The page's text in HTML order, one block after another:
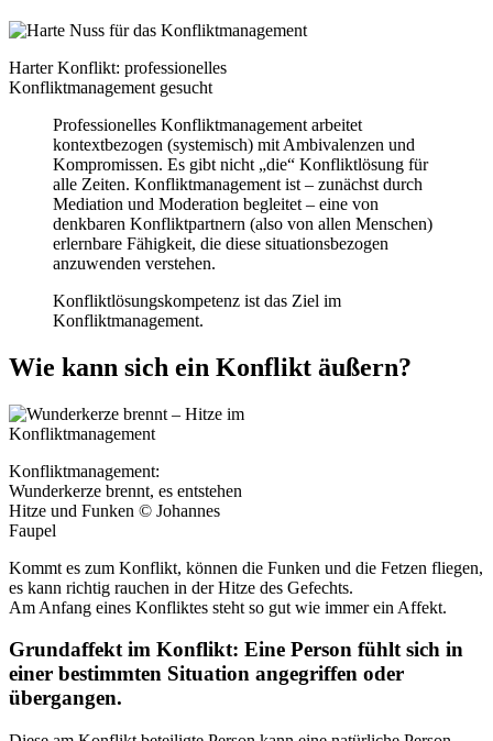
Harter Konflikt: professionelles
Konfliktmanagement gesucht
Professionelles Konfliktmanagement arbeitet
kontextbezogen (systemisch) mit Ambivalenzen und
Kompromissen. Es gibt nicht „die“ Konfliktlösung für
alle Zeiten. Konfliktmanagement ist – zunächst durch
Mediation und Moderation begleitet – eine von
denkbaren Konfliktpartnern (also von allen Menschen)
erlernbare Fähigkeit, die diese situationsbezogen
anzuwenden verstehen.
Konfliktlösungskompetenz ist das Ziel im
Konfliktmanagement.
Wie kann sich ein Konflikt äußern?
Konfliktmanagement:
Wunderkerze brennt, es entstehen
Hitze und Funken © Johannes
Faupel
Kommt es zum Konflikt, können die Funken und die Fetzen fliegen,
es kann richtig rauchen in der Hitze des Gefechts.
Am Anfang eines Konfliktes steht so gut wie immer ein Affekt.
Grundaffekt im Konflikt: Eine Person fühlt sich in
einer bestimmten Situation angegriffen oder
übergangen.